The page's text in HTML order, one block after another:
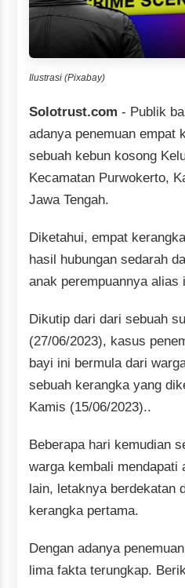
Ilustrasi (Pixabay)
Solotrust.com- Publik
adanya penemuan empat
sebuah kebun kosong
Kecamatan Purwokerto,
Jawa Tengah.
Diketahui, empat
hasil hubungan sedarah
anak perempuannya alias
Dikutip dari dari sebuah
(27/06/2023), kasus
bayi ini bermula dari
sebuah kerangka yang
Kamis (15/06/2023)..
Beberapa hari kemudian
warga kembali mendapati
lain, letaknya berdekatan
kerangka pertama.
Dengan adanya
lima fakta terungkap.